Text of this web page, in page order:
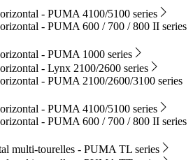
- PUMA 4100/5100 series
- PUMA 600 / 700 / 800 II series
- PUMA 1000 series
- Lynx 2100/2600 series
- PUMA 2100/2600/3100 series
- PUMA 4100/5100 series
- PUMA 600 / 700 / 800 II series
multi-tourelles - PUMA TL series